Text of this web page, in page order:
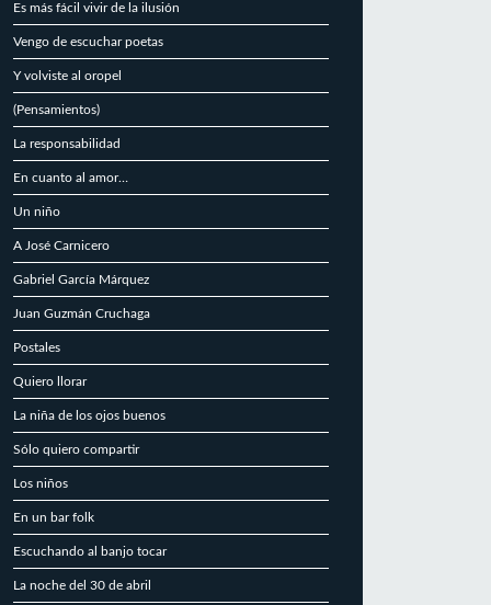
Es más fácil vivir de la ilusión
Vengo de escuchar poetas
Y volviste al oropel
(Pensamientos)
La responsabilidad
En cuanto al amor…
Un niño
A José Carnicero
Gabriel García Márquez
Juan Guzmán Cruchaga
Postales
Quiero llorar
La niña de los ojos buenos
Sólo quiero compartir
Los niños
En un bar folk
Escuchando al banjo tocar
La noche del 30 de abril